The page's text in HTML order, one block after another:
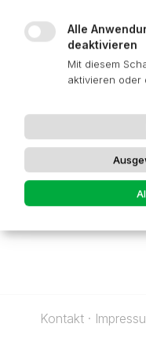
Kontakt ·
Alle
deaktivieren
Mit diesem
aktivieren oder